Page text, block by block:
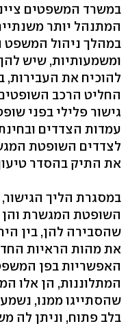
במשרד המשפטים
המתנהל יותר
במהלך ניהול המשפט
ומשמעותיות, שיש
להוכיח את העבירות,
החליט הרכב
גישור פלילי בפני
עמדות הצדדים
לצדדים השופטת
את התיק בהסדר
במסגרת הליך
השופטת המגשרת והן
שהסבירה להן, בין
את מהות הראיות
האפשריות בפן
המתלוננות, הן אלו
שהסתייגו ממנו,
בלב פתוח, וניתן לה